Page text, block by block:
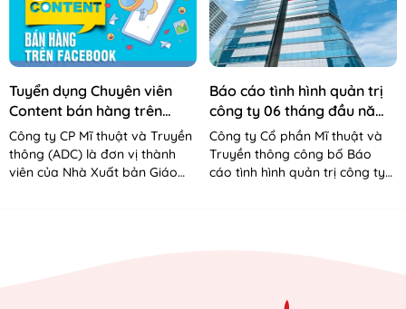
Tuyển dụng Chuyên viên
Content bán hàng trên
Facebook
Công ty CP Mĩ thuật và Truyền
thông (ADC) là đơn vị thành
viên của Nhà Xuất bản Giáo
Báo cáo tình hình quản trị
công ty 06 tháng đầu năm
2026
Công ty Cổ phần Mĩ thuật và
Truyền thông công bố Báo
cáo tình hình quản trị công ty